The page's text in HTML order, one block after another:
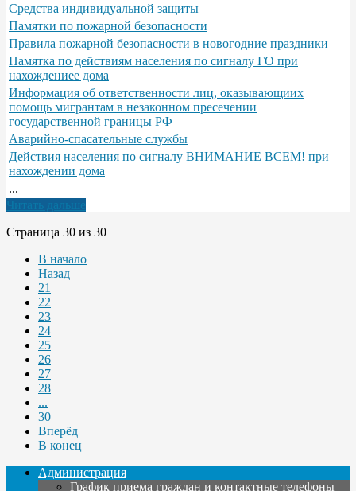
Средства индивидуальной защиты
Памятки по пожарной безопасности
Правила пожарной безопасности в новогодние праздники
Памятка по действиям населения по сигналу ГО при
нахождениее дома
Информация об ответственности лиц, оказывающиих
помощь мигрантам в незаконном пресечении
государственной границы РФ
Аварийно-спасательные службы
Действия населения по сигналу ВНИМАНИЕ ВСЕМ! при
нахождении дома
...
Читать дальше
Страница 30 из 30
В начало
Назад
21
22
23
24
25
26
27
28
...
30
Вперёд
В конец
Администрация
График приема граждан и контактные телефоны